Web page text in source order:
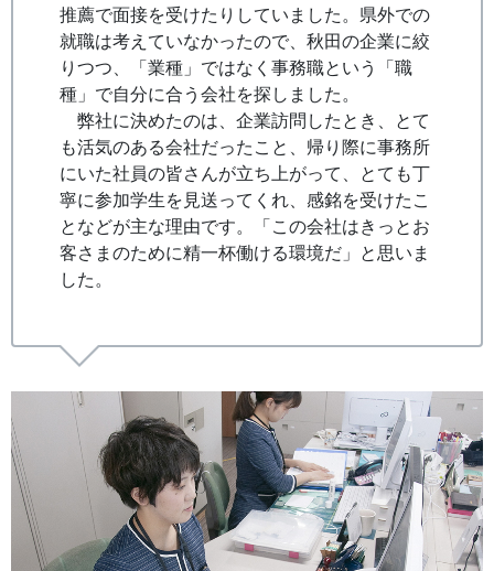
推薦で面接を受けたりしていました。県外での
就職は考えていなかったので、秋田の企業に絞
りつつ、「業種」ではなく事務職という「職
種」で自分に合う会社を探しました。
弊社に決めたのは、企業訪問したとき、とて
も活気のある会社だったこと、帰り際に事務所
にいた社員の皆さんが立ち上がって、とても丁
寧に参加学生を見送ってくれ、感銘を受けたこ
となどが主な理由です。「この会社はきっとお
客さまのために精一杯働ける環境だ」と思いま
した。